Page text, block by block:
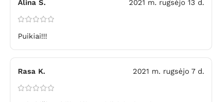
Alina Š. 2021 m. rugsėjo 13 d.
Puikiai!!!
Rasa K. 2021 m. rugsėjo 7 d.